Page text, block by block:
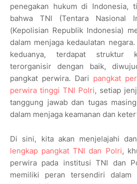
penegakan hukum di Indonesia,
bahwa TNI (Tentara Nasional
(Kepolisian Republik Indonesia)
dalam menjaga kedaulatan
keduanya, terdapat struktur
terorganisir dengan baik,
pangkat perwira. Dari pangkat
perwira tinggi TNI Polri, setiap
tanggung jawab dan tugas
dalam menjaga keamanan dan
Di sini, kita akan menjelajahi
lengkap pangkat TNI dan Polri,
perwira pada institusi TNI dan
memiliki peran tersendiri dalam